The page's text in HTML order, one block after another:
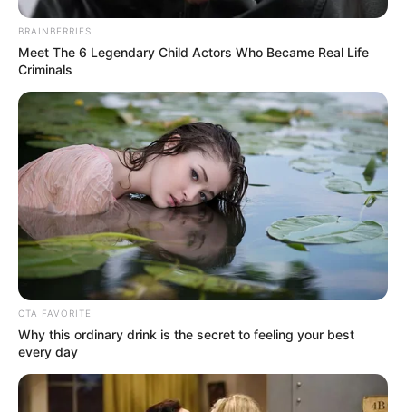
SMS-сообщением на номер 4300;
в центре обслуживания бытовых потребителей в
Харькове (ул. Плехановская, д. 126/2);
черезмобильное приложение "Харэнерго";
в личном кабинетена сайте "Харьковоблэнерго";
с помощьюVIBERиTelegramботов;
через колл-центр: 057-3424413, 067-2340413, 050-
0540413, 063-0540413.
Как передать показания счетчиков тем,
кто выехал
Харьковчане и жители области, выехавшие в более
безопасные регионы или за границу и не
потребляющие электричество, могут передавать одни
сделать - можно передать показания в следующем
месяце, и будет произведен перерасчет.